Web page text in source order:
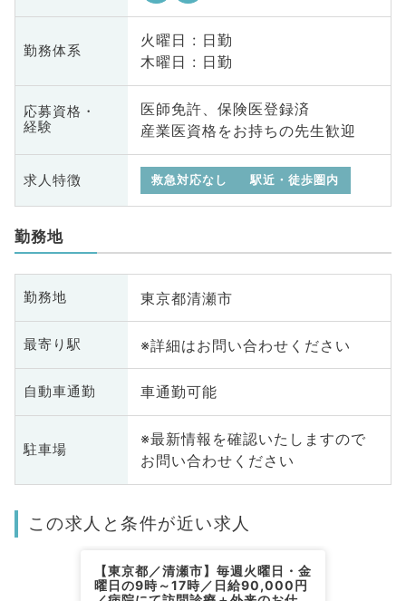
勤務体系
火曜日 : 日勤
木曜日 : 日勤
応募資格・
経験
医師免許、保険医登録済
産業医資格をお持ちの先生歓迎
求人特徴 救急対応なし 駅近・徒歩圏内
勤務地
勤務地 東京都清瀬市
最寄り駅 ※詳細はお問い合わせください
自動車通勤 車通勤可能
駐車場
※最新情報を確認いたしますので
お問い合わせください
この求人と条件が近い求人
【東京都／清瀬市】毎週火曜日・金
曜日の9時～17時／日給90,000円